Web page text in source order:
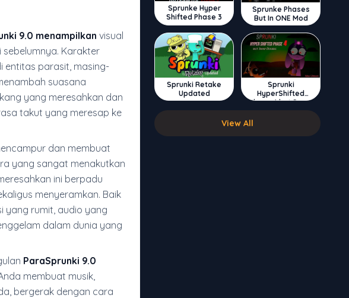
9.0 menampilkan visual
Karakter
entitas parasit, masing-
suasana
yang meresahkan dan
takut yang meresap ke
dan membuat
yang sangat menakutkan
ini berpadu
menyeramkan. Baik
yang rumit, audio yang
dalam dunia yang
ParaSprunki 9.0
membuat musik,
bergerak dengan cara
Sprunke Hyper
Shifted Phase 3
Sprunke Phases
But In ONE Mod
Sprunki Retake
Updated
Sprunki
HyperShifted
Phase 4 but Swap
Double
View All